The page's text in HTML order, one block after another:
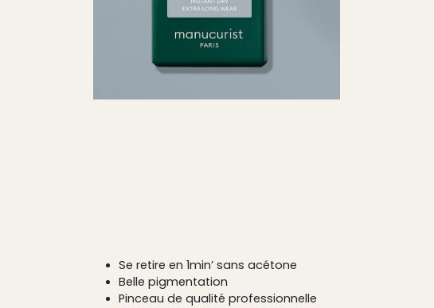
Se retire en 1min’ sans acétone
Belle pigmentation
Pinceau de qualité professionnelle